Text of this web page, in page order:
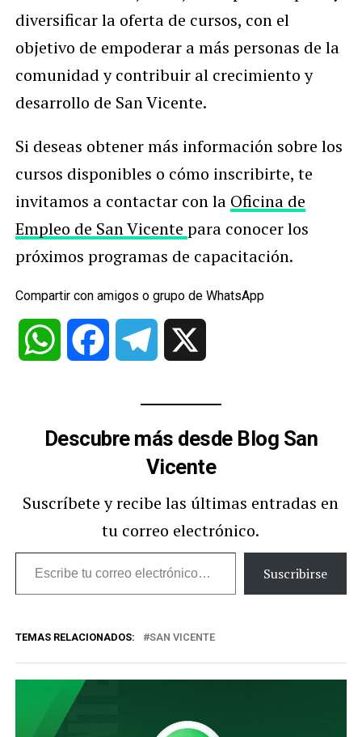
diversificar la oferta de cursos, con el
objetivo de empoderar a más personas de la
comunidad y contribuir al crecimiento y
desarrollo de San Vicente.
Si deseas obtener más información sobre los
cursos disponibles o cómo inscribirte, te
invitamos a contactar con la Oficina de
Empleo de San Vicente para conocer los
próximos programas de capacitación.
Compartir con amigos o grupo de WhatsApp
WhatsApp Facebook Telegram
Descubre más desde Blog San
Vicente
Suscríbete y recibe las últimas entradas en
tu correo electrónico.
Escribe
tu
electrónico…
Suscribirse
TEMAS RELACIONADOS: SAN VICENTE